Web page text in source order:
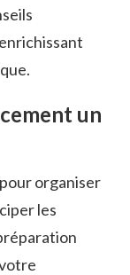
un
organiser
les